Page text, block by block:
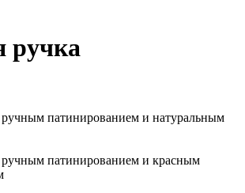
ручка
ручным патинированием и натуральным
ручным патинированием и красным